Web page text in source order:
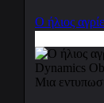
Ο ήλιος
Μια